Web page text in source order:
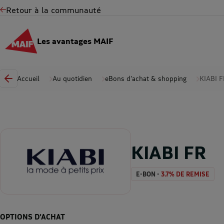
Retour à la communauté
Les avantages MAIF
Accueil Au quotidien eBons d'achat & shopping KIABI
KIABI FR
E-BON - 3.7% DE REMISE
OPTIONS D’ACHAT